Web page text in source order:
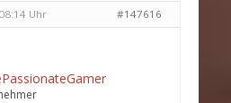
Uhr #147616